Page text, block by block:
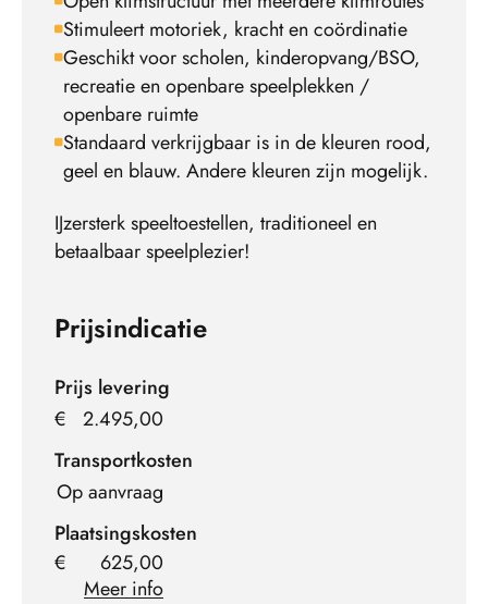
Stimuleert motoriek, kracht en coördinatie
Geschikt voor scholen, kinderopvang/BSO,
recreatie en openbare speelplekken /
openbare ruimte
Standaard verkrijgbaar is in de kleuren rood,
geel en blauw. Andere kleuren zijn mogelijk.
IJzersterk speeltoestellen, traditioneel en
betaalbaar speelplezier!
Prijsindicatie
Prijs levering
€
2.495,00
Transportkosten
Op aanvraag
Plaatsingskosten
€
625,00
Meer info